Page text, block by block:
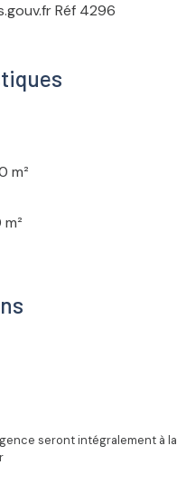
Réf 4296
m²
seront intégralement à la